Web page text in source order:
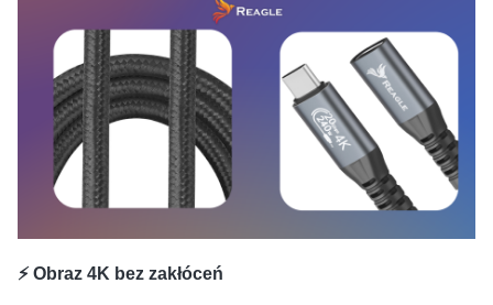
⚡ Obraz 4K bez zakłóceń